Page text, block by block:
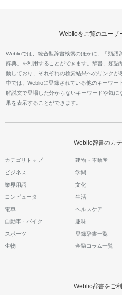
Weblioをご覧のユーザ
Weblioでは、統合型辞書検索のほかに、「類語
辞典」を利用することができます。辞書、類語
動しており、それぞれの検索結果へのリンクが
中では、Weblioに登録されている他のキーワー
解説文で登場した分からないキーワードや気
果を表示することができます。
Weblio辞書のカ
カテゴリトップ 建物・不動産
ビジネス 学問
業界用語 文化
コンピュータ 生活
電車 ヘルスケア
自動車・バイク 趣味
スポーツ 登録辞書一覧
生物 金融コラム一覧
Weblio辞書をご